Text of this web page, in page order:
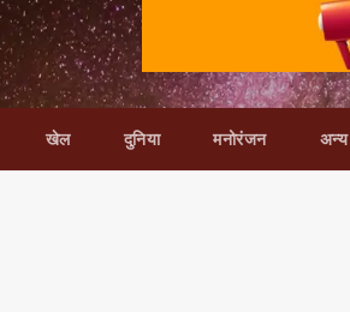
खेल दुनिया मनोरंजन अन्य